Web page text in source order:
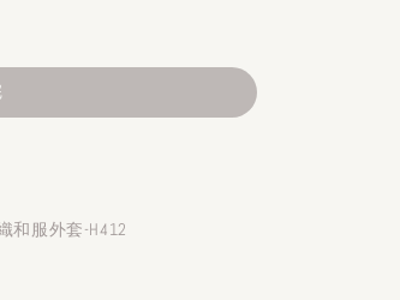
和服外套-H412